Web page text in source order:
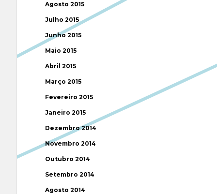
Agosto 2015
Julho 2015
Junho 2015
Maio 2015
Abril 2015
Março 2015
Fevereiro 2015
Janeiro 2015
Dezembro 2014
Novembro 2014
Outubro 2014
Setembro 2014
Agosto 2014